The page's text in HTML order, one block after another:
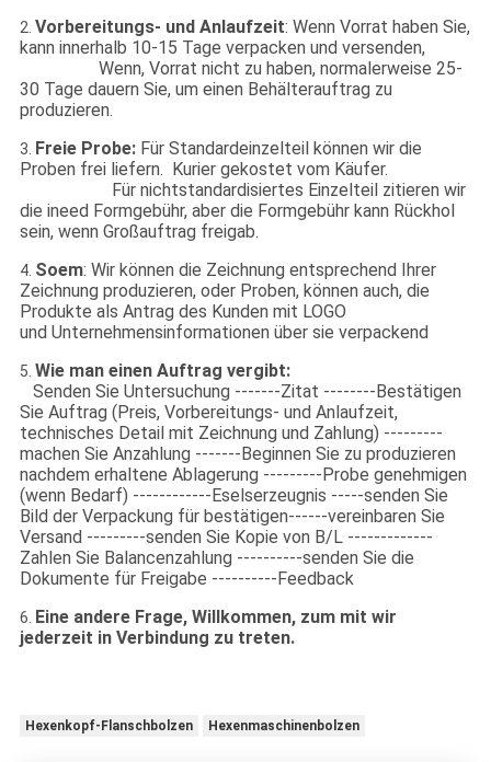
2. Vorbereitungs- und Anlaufzeit: Wenn Vorrat haben Sie,
kann innerhalb 10-15 Tage verpacken und versenden,
Wenn, Vorrat nicht zu haben, normalerweise 25-
30 Tage dauern Sie, um einen Behälterauftrag zu
produzieren.
3. Freie Probe:Für Standardeinzelteil können wir die
Proben frei liefern. Kurier gekostet vom Käufer.
Für nichtstandardisiertes Einzelteil zitieren wir
die ineed Formgebühr, aber die Formgebühr kann Rückhol
sein, wenn Großauftrag freigab.
4. Soem: Wir können die Zeichnung entsprechend Ihrer
Zeichnung produzieren, oder Proben, können auch, die
Produkte als Antrag des Kunden mit LOGO
und Unternehmensinformationen über sie verpackend
5. Wie man einen Auftrag vergibt:
Senden Sie Untersuchung -------Zitat --------Bestätigen
Sie Auftrag (Preis, Vorbereitungs- und Anlaufzeit,
technisches Detail mit Zeichnung und Zahlung) ---------
machen Sie Anzahlung -------Beginnen Sie zu produzieren
nachdem erhaltene Ablagerung ---------Probe genehmigen
(wenn Bedarf) ------------Eselserzeugnis -----senden Sie
Bild der Verpackung für bestätigen------vereinbaren Sie
Versand ---------senden Sie Kopie von B/L -------------
Zahlen Sie Balancenzahlung ----------senden Sie die
Dokumente für Freigabe ----------Feedback
6. Eine andere Frage, Willkommen, zum mit wir
jederzeit in Verbindung zu treten.
Hexenkopf-Flanschbolzen Hexenmaschinenbolzen